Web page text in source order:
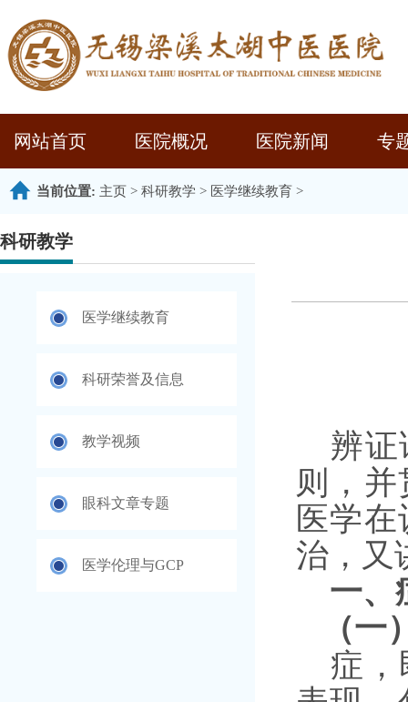
网站首页 医院概况 医院新闻 专
当前位置: 主页 > 科研教学 > 医学继续教育 >
科研教学
医学继续教育
科研荣誉及信息
教学视频
眼科文章专题
医学伦理与GCP
辨证
则，
医学
治，又
一、
（
症，